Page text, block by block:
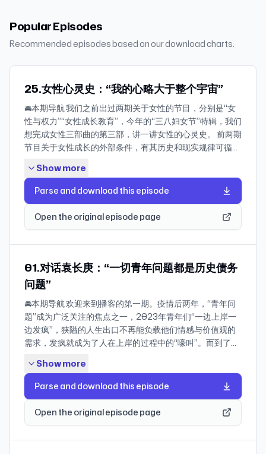
Popular Episodes
Recommended episodes based on our download charts.
25.女性心灵史：“我的心略大于整个宇宙”
🚘本期导航 我们之前出过两期关于女性的节目，分别是“女
性与权力”“女性成长教育”，今年的“三八妇女节”特辑，我们
想完成女性三部曲的第三部，讲一讲女性的心灵史。 前两期
节目关于女性成长的外部条件，有其历史和现实规律可循，
灵”是一个大词，关乎一个人的精神世界、情感结构、价值
观念——她信什么？怕什么？因什么而痛苦？又因什么感到
快乐？相对于前两期节目，本期节目讨论起来更艰难，没有
定论，但它同时是女性经验中一个坚固的根基。 这也是我们
的一次大胆尝试。在播客这样的听觉系统当中去分享诗词等
你留下了一种氛围、一种感受。请带着这样的感受去触摸每
一颗女性心灵吧。 本期节目分为三个部分，第一部分我们聚
焦于一位女性的心灵史，这位女性就是中国历史上最著名的
作家之一李清照，她经历了离散与流亡，在年老时仍自比为
大鹏鸟；第二部分我们讲述若干女性的心灵探索，两位中国
作家，两位外国作家；第三部分我们转向虚构作品，探讨我
们面向更现代、更未来的现实时，我们可能经历的心灵之旅
到真实历史人物的时候，我们借助的材料是作者本人的文本
和针对作者的研究专著，而涉及虚构作品中的人物时，主要
是我们的主观观点。 一个女人的心里经历过哪些波澜？她的
心可以抵达哪些可能？葡萄牙诗人佩索阿在诗里说，“所有
人性的东西打动我，因为我是人……而我的心略大于整个宇
Show more
Parse and download this episode
Open the original episode page
01.对话袁长庚：“一切青年问题都是历史债务
问题”
🚘本期导航 欢迎来到播客的第一期。疫情后两年，“青年问
题”成为广泛关注的焦点之一，2023年青年们“一边上岸一
边发疯”，狭隘的人生出口不再能负载他们情感与价值观的
需求，发疯就成为了人在上岸的过程中的“嚎叫”。而到了
现，人退到了一个极其后撤的位置，有媒体总结这届大学生
为不发言、不社交、不恋爱的“寂静的一代”。 袁长庚曾在南
方科技大学任教五年，开设了“理解死亡”“爱情社会学”“失败
者的社会学”等和当代青年紧密相关的课程。2022年，他
从“内卷”的深圳来到了相对“边缘”的昆明，在云南大学社会
Show more
Parse and download this episode
Open the original episode page